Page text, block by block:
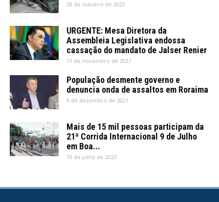
28 de outubro de 2023
URGENTE: Mesa Diretora da
Assembleia Legislativa endossa
cassação do mandato de Jalser Renier
11 de novembro de 2021
População desmente governo e
denuncia onda de assaltos em Roraima
9 de dezembro de 2021
Mais de 15 mil pessoas participam da
21ª Corrida Internacional 9 de Julho
em Boa...
10 de julho de 2023